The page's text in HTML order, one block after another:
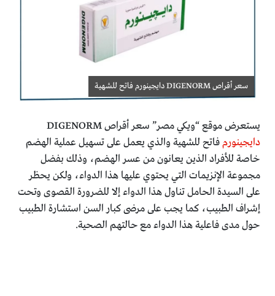
سعر أقراص DIGENORM دايجينورم فاتح للشهية
يستعرض موقع “ويكي مصر” سعر أقراص DIGENORM
دايجينورمفاتح للشهية والذي يعمل على تسهيل عملية الهضم
خاصة للأفراد الذين يعانون من عسر الهضم، وذلك بفضل
مجموعة الإنزيمات التي يحتوي عليها هذا الدواء، ولكن يحظر
على السيدة الحامل تناول هذا الدواء إلا للضرورة القصوى وتحت
إشراف الطبيب، كما يجب على مرضى كبار السن استشارة الطبيب
حول مدى فاعلية هذا الدواء مع حالتهم الصحية.